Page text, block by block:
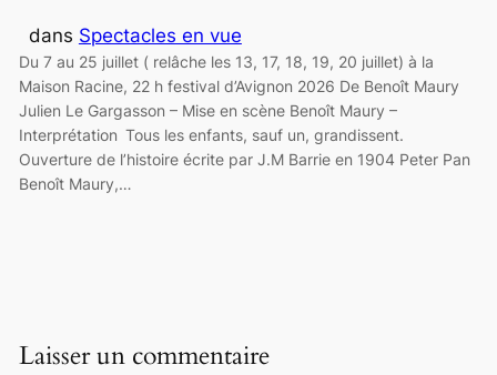
dans Spectacles en vue
Du 7 au 25 juillet ( relâche les 13, 17, 18, 19, 20 juillet) à la
Maison Racine, 22 h festival d’Avignon 2026 De Benoît Maury
Julien Le Gargasson – Mise en scène Benoît Maury –
Interprétation Tous les enfants, sauf un, grandissent.
Ouverture de l’histoire écrite par J.M Barrie en 1904 Peter Pan
Benoît Maury,…
Laisser un commentaire